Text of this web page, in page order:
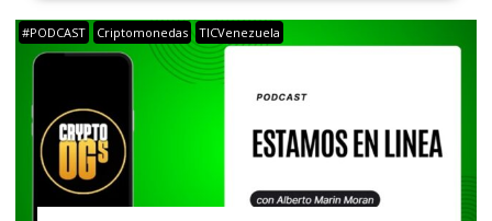
#PODCAST Criptomonedas TICVenezuela